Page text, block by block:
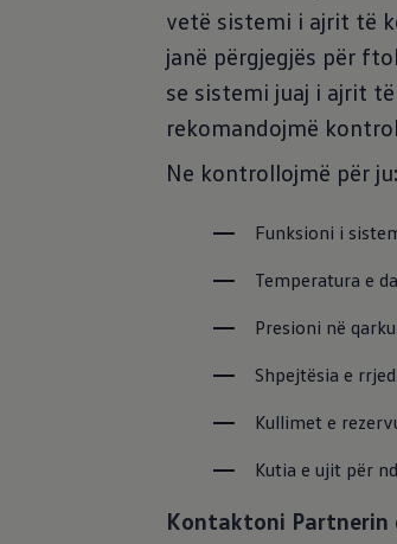
vetë sistemi i ajrit të
janë përgjegjës për
se sistemi juaj i ajrit
rekomandojmë
Ne kontrollojmë për ju:
Funksioni i
Temperatura e
Presioni në
Shpejtësia e
Kullimet e
Kutia e ujit për
Kontaktoni Partnerin